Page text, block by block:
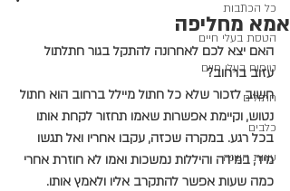
כל הכתבות
הטסת בעלי חיים
טיפוח בעלי חיים
חתולים
כלבים
עונות השנה
אמא מחליפה
האם יצא לכם לאחרונה להתקל בגור חתלתול
עזוב ברחוב?
חשוב לזכור שלא כל חתול מיילל ברחוב הוא חתול
נטוש, וקיימת אפשרות שאמו תחזור לקחת אותו
בכל רגע. במקרה שכזה, עקבו אחריו ואל תגשו
מיד, במידה והיללות נמשכות ואמו לא חוזרת אחרי
כמה שעות אפשר להתקרב אליו ולאמץ אותו.